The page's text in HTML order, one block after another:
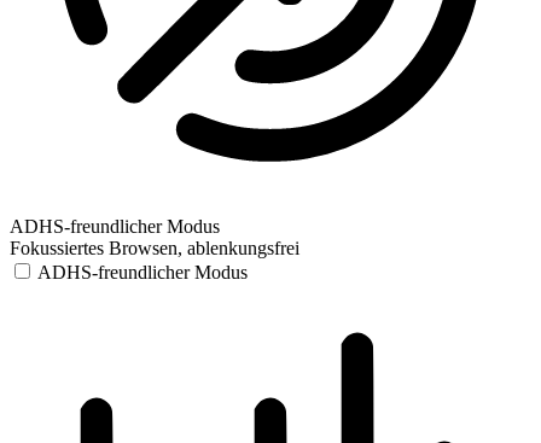
ADHS-freundlicher Modus
Fokussiertes Browsen, ablenkungsfrei
ADHS-freundlicher Modus